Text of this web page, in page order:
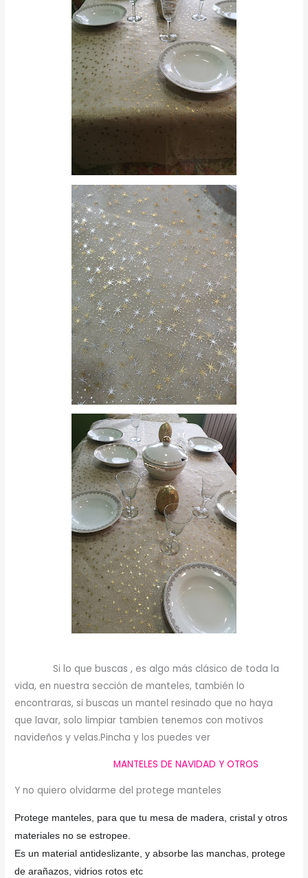
Si lo que buscas , es algo más clásico de toda la
vida, en nuestra sección de manteles, también lo
encontraras, si buscas un mantel resinado que no haya
que lavar, solo limpiar tambien tenemos con motivos
navideños y velas.Pincha y los puedes ver
MANTELES DE NAVIDAD Y OTROS
Y no quiero olvidarme del protege manteles
Protege manteles, para que tu mesa de madera, cristal y otros
materiales no se estropee.
Es un material antideslizante, y absorbe las manchas, protege
de arañazos, vidrios rotos etc